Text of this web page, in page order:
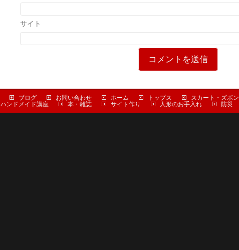
サイト
ブログ お問い合わせ ホーム トップス スカート・ズボン
ハンドメイド講座 本・雑誌 サイト作り 人形のお手入れ 防災